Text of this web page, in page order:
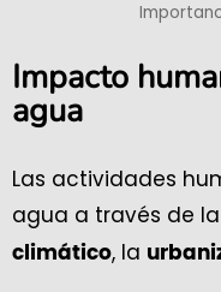
Impacto
agua
Las actividades
agua a través de la
climático, la